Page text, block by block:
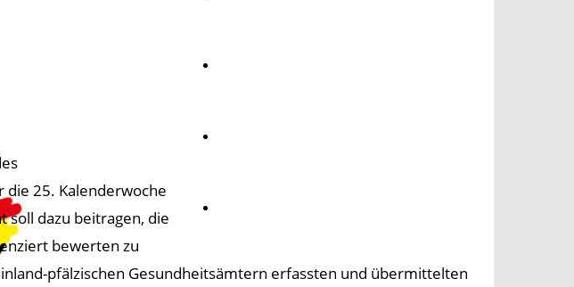
die 25. Kalenderwoche
soll dazu beitragen, die
bewerten zu
pfälzischen Gesundheitsämtern erfassten und übermittelten